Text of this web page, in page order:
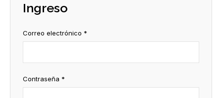
Ingreso
Correo electrónico *
Contraseña *